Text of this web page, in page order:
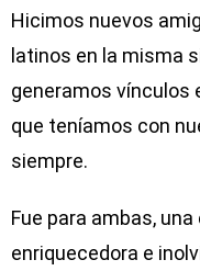
Hicimos nuevos
latinos en la misma
generamos vínculos
que tení­amos con
siempre.
Fue para ambas,
enriquecedora e